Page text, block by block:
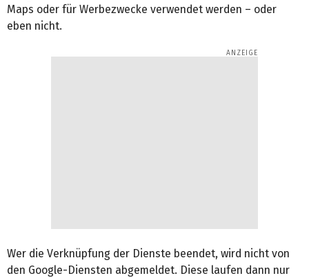
Maps oder für Werbezwecke verwendet werden – oder
eben nicht.
Wer die Verknüpfung der Dienste beendet, wird nicht von
den Google-Diensten abgemeldet. Diese laufen dann nur